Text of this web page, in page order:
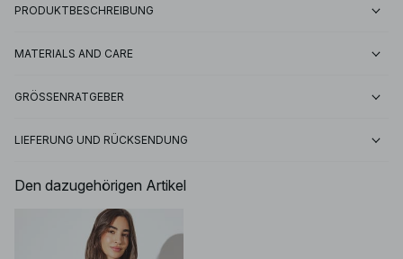
PRODUKTBESCHREIBUNG
MATERIALS AND CARE
GRÖSSENRATGEBER
LIEFERUNG UND RÜCKSENDUNG
Den dazugehörigen Artikel